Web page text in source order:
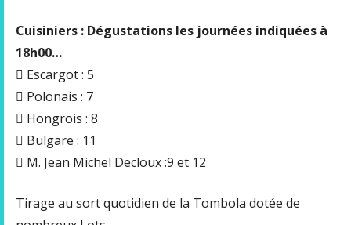
Cuisiniers : Dégustations les journées indiquées à
18h00…
 Escargot : 5
 Polonais : 7
 Hongrois : 8
 Bulgare : 11
 M. Jean Michel Decloux :9 et 12
Tirage au sort quotidien de la Tombola dotée de